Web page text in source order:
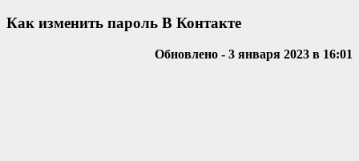
Как изменить пароль В Контакте
Обновлено - 3 января 2023 в 16:01